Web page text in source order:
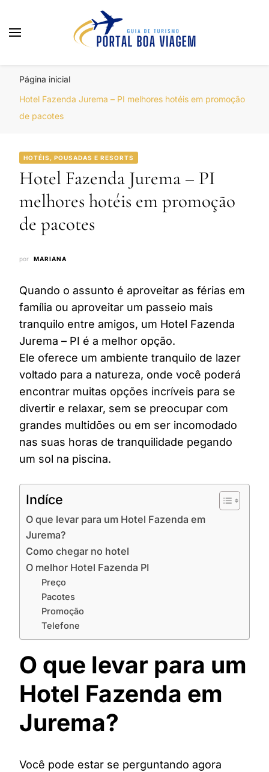
Página inicial
Hotel Fazenda Jurema – PI melhores hotéis em promoção
de pacotes
HOTÉIS, POUSADAS E RESORTS
Hotel Fazenda Jurema – PI
melhores hotéis em promoção
de pacotes
por MARIANA
Quando o assunto é aproveitar as férias em
família ou aproveitar um passeio mais
tranquilo entre amigos, um Hotel Fazenda
Jurema – PI é a melhor opção.
Ele oferece um ambiente tranquilo de lazer
voltado para a natureza, onde você poderá
encontrar muitas opções incríveis para se
divertir e relaxar, sem se preocupar com
grandes multidões ou em ser incomodado
nas suas horas de tranquilidade pegando
um sol na piscina.
Indíce
O que levar para um Hotel Fazenda em
Jurema?
Como chegar no hotel
O melhor Hotel Fazenda PI
Preço
Pacotes
Promoção
Telefone
O que levar para um
Hotel Fazenda em
Jurema?
Você pode estar se perguntando agora